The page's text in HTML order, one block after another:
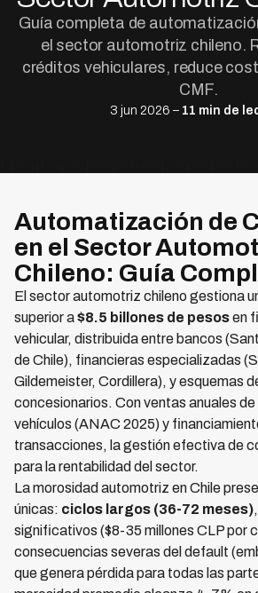
Guía completa de
el sector automotriz chileno.
créditos vehiculares, reduce
CMF.
3 jun 2026 – 11 min de
Automatización de
en el Sector
Chileno: Guía
El sector automotriz chileno gestiona
superior a$8.5 billones de pesosen
vehicular, distribuida entre bancos
de Chile), financieras especializadas
Gildemeister, Cordillera), y esquemas
concesionarios. Con ventas anuales
vehículos (ANAC 2025) y
transacciones, la gestión efectiva de
para la rentabilidad del sector.
La morosidad automotriz en Chile
únicas: ciclos largos (36-72 meses)
significativos ($8-35 millones CLP por
consecuencias severas del default
que genera pérdida para todas las